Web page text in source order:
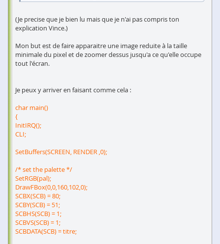
(Je precise que je bien lu mais que je n'ai pas compris ton
explication Vince.)
Mon but est de faire apparaitre une image reduite à la taille
minimale du pixel et de zoomer dessus jusqu'a ce qu'elle occupe
tout l'écran.
Je peux y arriver en faisant comme cela :
char main()
{
InitIRQ();
CLI;
SetBuffers(SCREEN, RENDER ,0);
/* set the palette */
SetRGB(pal);
DrawFBox(0,0,160,102,0);
SCBX(SCB) = 80;
SCBY(SCB) = 51;
SCBHS(SCB) = 1;
SCBVS(SCB) = 1;
SCBDATA(SCB) = titre;